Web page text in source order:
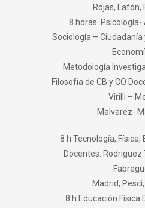
Rojas, Lafòn,
8 horas:
Sociología –
Metodología
Filosofía de CB y CO
Virilli –
Malvarez-
8 h Tecnología, Física,
Docentes: Rodriguez
Madrid,
8 h Educación Física